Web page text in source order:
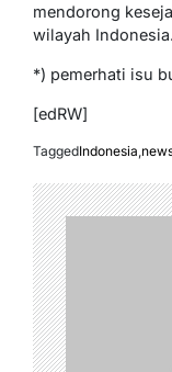
mendorong
wilayah
*) pemerhati isu
[edRW]
TaggedIndonesia